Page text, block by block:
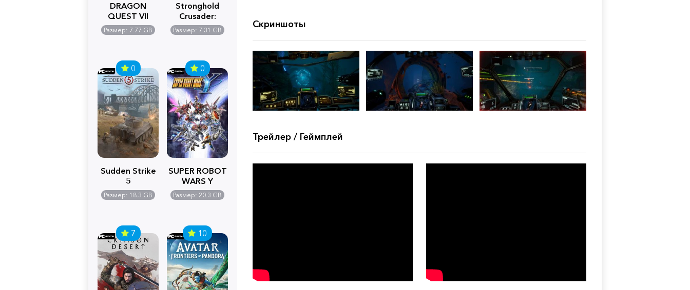
DRAGON
QUEST VII
Reimagined
Размер: 7.77 GB
Stronghold
Crusader:
Definitive
Edition
Размер: 7.31 GB
0
Sudden Strike
5
Размер: 18.3 GB
0
SUPER ROBOT
WARS Y
Размер: 20.3 GB
7 10
Скриншоты
Трейлер / Геймплей